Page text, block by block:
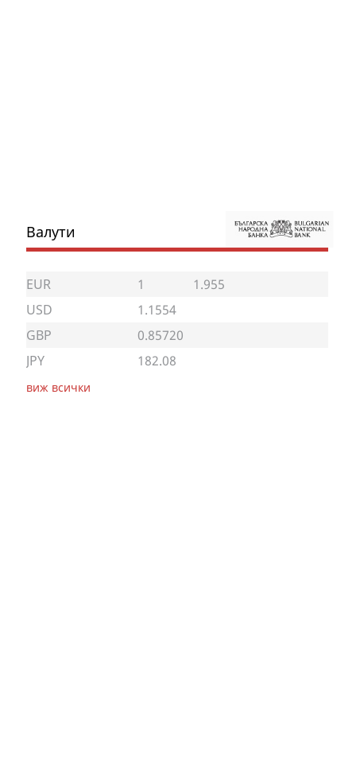
Валути
EUR 1
1.955
USD
1.1554
GBP
0.85720
JPY
182.08
виж всички